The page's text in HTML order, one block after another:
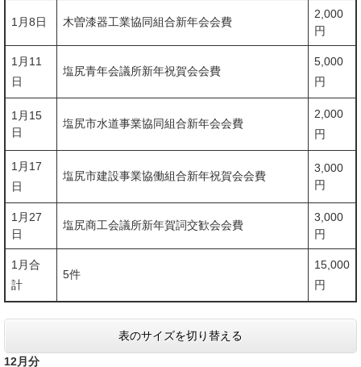
1月8日 木曽漆器工業協同組合新年会会費
2,000
円
1月11
日
塩尻青年会議所新年祝賀会会費
5,000
円
1月15
日
塩尻市水道事業協同組合新年会会費
2,000
円
1月17
日
塩尻市建設事業協働組合新年祝賀会会費
3,000
円
1月27
日
塩尻商工会議所新年賀詞交歓会会費
3,000
円
1月合
計
5件
15,000
円
表のサイズを切り替える
12月分